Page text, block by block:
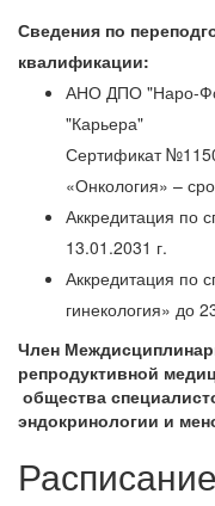
Сведения по
квалификации:
АНО ДПО "Наро-
"Карьера"
Сертификат
«Онкология» –
Аккредитация по
13.01.2031 г.
Аккредитация по
гинекология» до
Член
репродуктивной
общества
эндокринологии и